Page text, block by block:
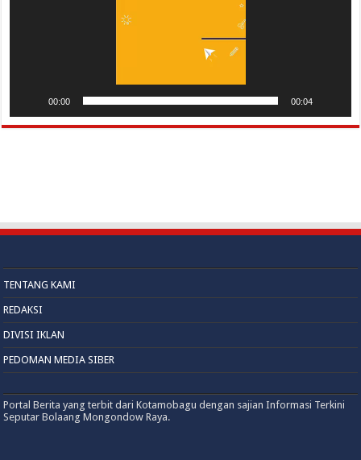
00:00 00:04
TENTANG KAMI
REDAKSI
DIVISI IKLAN
PEDOMAN MEDIA SIBER
Portal Berita yang terbit dari Kotamobagu dengan sajian Informasi Terkini
Seputar Bolaang Mongondow Raya.